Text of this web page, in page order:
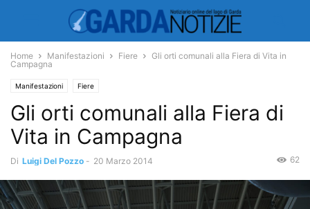
Home Manifestazioni Fiere
Gli orti comunali alla Fiera di Vita in
Campagna
Manifestazioni Fiere
Gli orti comunali alla Fiera di
Vita in Campagna
Di Luigi Del Pozzo - 20 Marzo 2014 62